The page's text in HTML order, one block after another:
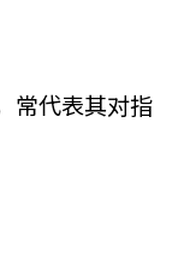
常代表其对指